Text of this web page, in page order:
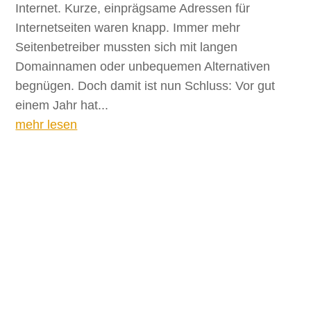
Internet. Kurze, einprägsame Adressen für
Internetseiten waren knapp. Immer mehr
Seitenbetreiber mussten sich mit langen
Domainnamen oder unbequemen Alternativen
begnügen. Doch damit ist nun Schluss: Vor gut
einem Jahr hat...
mehr lesen